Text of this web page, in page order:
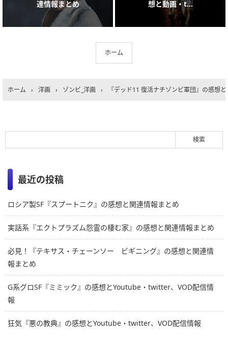
連情報まとめ 想と動画・t...
ホーム
ホーム › 洋画 › ゾンビ_洋画 › 『デッド11 復活ナチゾンビ軍団』の感想
最近の投稿
ロシア製SF『スプートニク』の感想と関連情報まとめ
実話系『エクトプラズム怨霊の棲む家』の感想と関連情報まとめ
必見！『テキサス・チェーンソー ビギニング』の感想と関連情
報まとめ
G系グロSF『ミミック』の感想とYoutube・twitter、VOD配信情
報
狂気『悪の教典』の感想とYoutube・twitter、VOD配信情報